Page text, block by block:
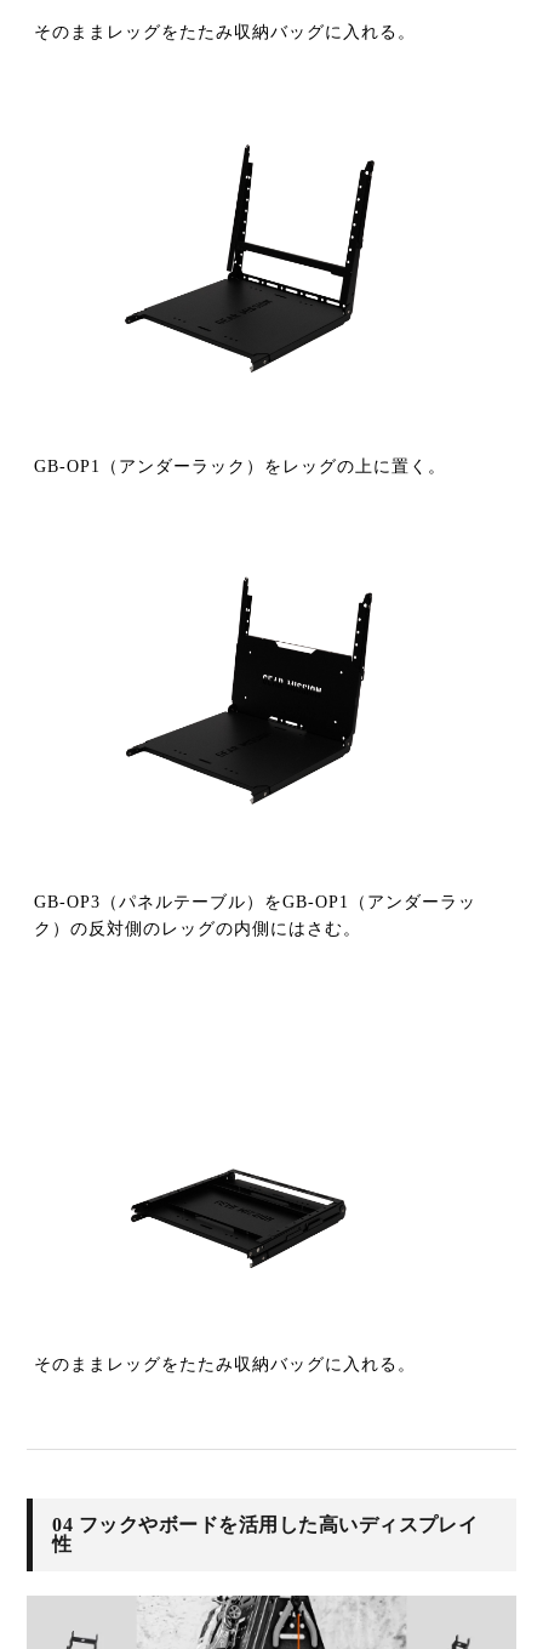
そのままレッグをたたみ収納バッグに入れる。
GB-OP1（アンダーラック）をレッグの上に置く。
GB-OP3（パネルテーブル）をGB-OP1（アンダーラッ
ク）の反対側のレッグの内側にはさむ。
そのままレッグをたたみ収納バッグに入れる。
04 フックやボードを活用した高いディスプレイ
性